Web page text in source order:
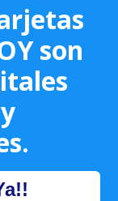
son